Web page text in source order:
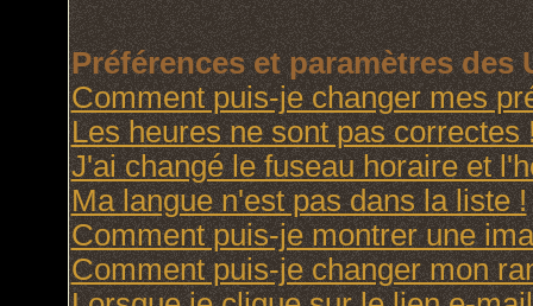
Préférences et paramètres des
Comment puis-je changer mes
Les heures ne sont pas correctes
J'ai changé le fuseau horaire et
Ma langue n'est pas dans la liste !
Comment puis-je montrer une
Comment puis-je changer mon